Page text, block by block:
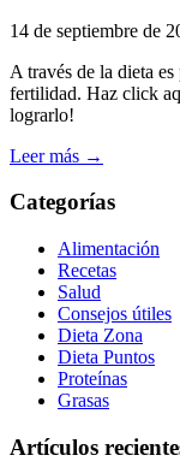
14 de septiembre de
A través de la dieta
fertilidad. Haz click
lograrlo!
Leer más →
Categorías
Alimentación
Recetas
Salud
Consejos útiles
Dieta Zona
Dieta Puntos
Proteínas
Grasas
Artículos